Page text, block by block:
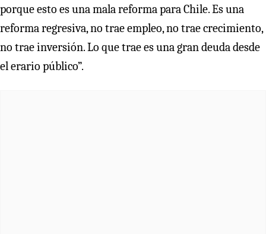
porque esto es una mala reforma para Chile. Es una
reforma regresiva, no trae empleo, no trae crecimiento,
no trae inversión. Lo que trae es una gran deuda desde
el erario público”.